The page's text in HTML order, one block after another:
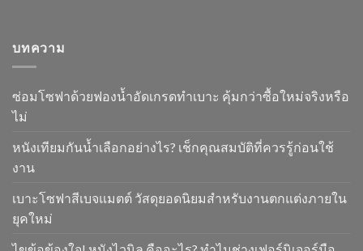
บทความ
ซ่อมโซฟาด้วยฟองน้ำอัดเกรดทำเบาะ คุ้มกว่าซื้อใหม่จริงหรือ
ไม่
หนังเทียมกันน้ำเลือกอย่างไร? เช็กคุณสมบัติที่ควรรู้ก่อนใช้
งาน
เบาะโซฟาสีเบจแมตต์ วัสดุยอดนิยมสำหรับงานตกแต่งภายใน
ยุคใหม่